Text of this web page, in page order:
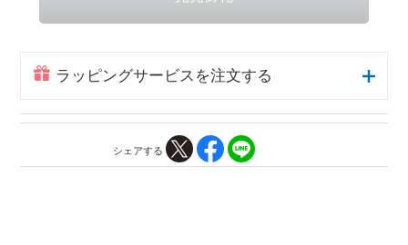
ラッピングサービスを注文する
シェアする